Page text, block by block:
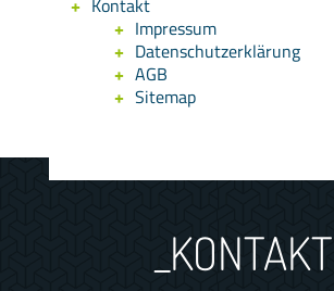
Kontakt
Impressum
Datenschutzerklärung
AGB
Sitemap
_KONTAKT